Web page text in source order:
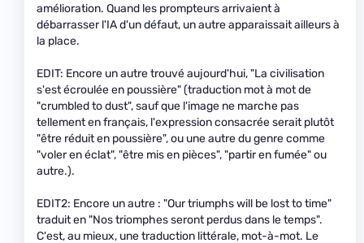
amélioration. Quand les prompteurs arrivaient à
débarrasser l'IA d'un défaut, un autre apparaissait ailleurs à
la place.
EDIT: Encore un autre trouvé aujourd'hui, "La civilisation
s'est écroulée en poussière" (traduction mot à mot de
"crumbled to dust", sauf que l'image ne marche pas
tellement en français, l'expression consacrée serait plutôt
"être réduit en poussière", ou une autre du genre comme
"voler en éclat", "être mis en pièces", "partir en fumée" ou
autre.).
EDIT2: Encore un autre : "Our triumphs will be lost to time"
traduit en "Nos triomphes seront perdus dans le temps".
C'est, au mieux, une traduction littérale, mot-à-mot. Le